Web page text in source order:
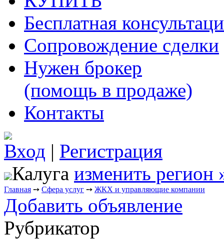
Бесплатная
Сопровождение сделки
Нужен брокер
(помощь в продаже)
Контакты
Вход | Регистрация
Калуга изменить регион
Главная ➙ Сфера услуг ➙ ЖКХ и управляющие компании
Добавить объявление
Рубрикатор